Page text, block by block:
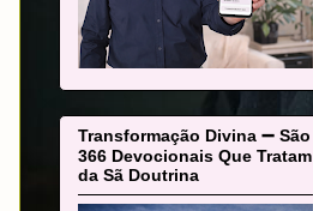
Transformação Divina ➖ São
366 Devocionais Que Tratam
da Sã Doutrina